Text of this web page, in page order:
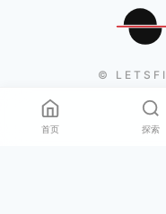
©
首页 探索